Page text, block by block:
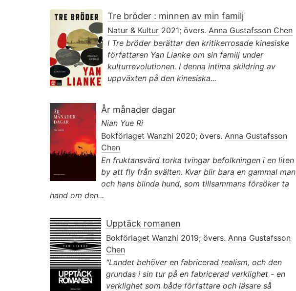
Tre bröder : minnen av min familj
Natur & Kultur 2021; övers. Anna Gustafsson Chen
I Tre bröder berättar den kritikerrosade kinesiske
författaren Yan Lianke om sin familj under
kulturrevolutionen. I denna intima skildring av
uppväxten på den kinesiska...
År månader dagar
Nian Yue Ri
Bokförlaget Wanzhi 2020; övers. Anna Gustafsson
Chen
En fruktansvärd torka tvingar befolkningen i en liten
by att fly från svälten. Kvar blir bara en gammal man
och hans blinda hund, som tillsammans försöker ta
hand om den...
Upptäck romanen
Bokförlaget Wanzhi 2019; övers. Anna Gustafsson
Chen
"Landet behöver en fabricerad realism, och den
grundas i sin tur på en fabricerad verklighet - en
verklighet som både författare och läsare så